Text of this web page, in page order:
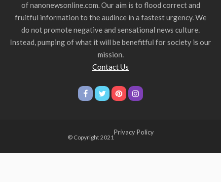
of nanonewsonline.com. Our aim is to flood correct and
fruitful information to the audince in a fastest urgency. We
do not promote negative and sensational news culture.
Instead, pumping of what it will be benefitful for society is our
mission.
Contact Us
© Copyright 2021
Privacy Policy